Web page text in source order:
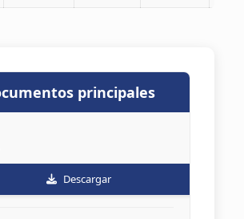
principales
Descargar